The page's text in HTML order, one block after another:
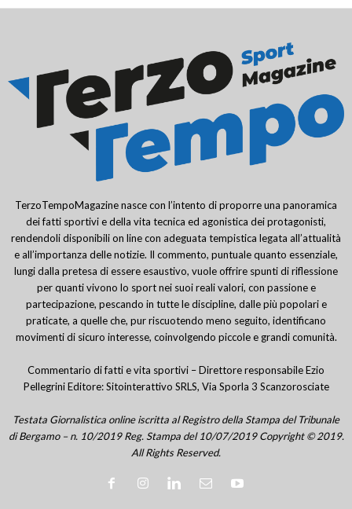
TerzoTempoMagazine nasce con l’intento di proporre una panoramica
dei fatti sportivi e della vita tecnica ed agonistica dei protagonisti,
rendendoli disponibili on line con adeguata tempistica legata all’attualità
e all’importanza delle notizie. Il commento, puntuale quanto essenziale,
lungi dalla pretesa di essere esaustivo, vuole offrire spunti di riflessione
per quanti vivono lo sport nei suoi reali valori, con passione e
partecipazione, pescando in tutte le discipline, dalle più popolari e
praticate, a quelle che, pur riscuotendo meno seguito, identificano
movimenti di sicuro interesse, coinvolgendo piccole e grandi comunità.
Commentario di fatti e vita sportivi – Direttore responsabile Ezio
Pellegrini Editore: Sitointerattivo SRLS, Via Sporla 3 Scanzorosciate
Testata Giornalistica online iscritta al Registro della Stampa del Tribunale
di Bergamo – n. 10/2019 Reg. Stampa del 10/07/2019 Copyright © 2019.
All Rights Reserved.